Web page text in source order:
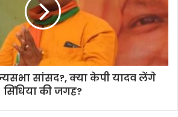
सांसद?, क्या केपी यादव लेंगे
सिंधिया की जगह?